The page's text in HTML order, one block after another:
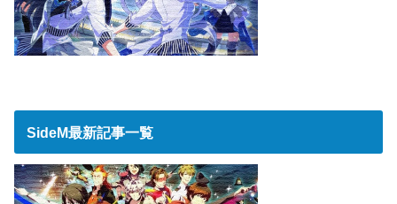
SideM最新記事一覧